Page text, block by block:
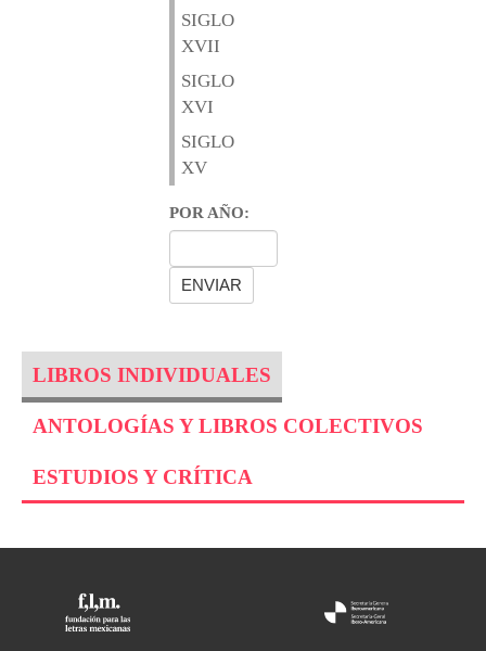
SIGLO
XVII
SIGLO
XVI
SIGLO
XV
POR AÑO:
LIBROS INDIVIDUALES
ANTOLOGÍAS Y LIBROS COLECTIVOS
ESTUDIOS Y CRÍTICA